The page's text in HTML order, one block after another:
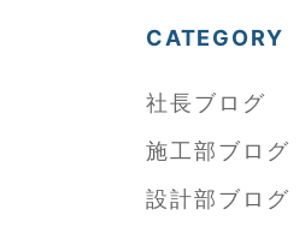
CATEGORY
社長ブログ
施工部ブログ
設計部ブログ